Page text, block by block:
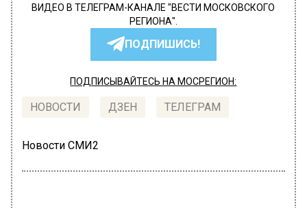
ВИДЕО В ТЕЛЕГРАМ-КАНАЛЕ "ВЕСТИ МОСКОВСКОГО
РЕГИОНА".
ПОДПИШИСЬ!
ПОДПИСЫВАЙТЕСЬ НА МОСРЕГИОН:
НОВОСТИ ДЗЕН ТЕЛЕГРАМ
Новости СМИ2